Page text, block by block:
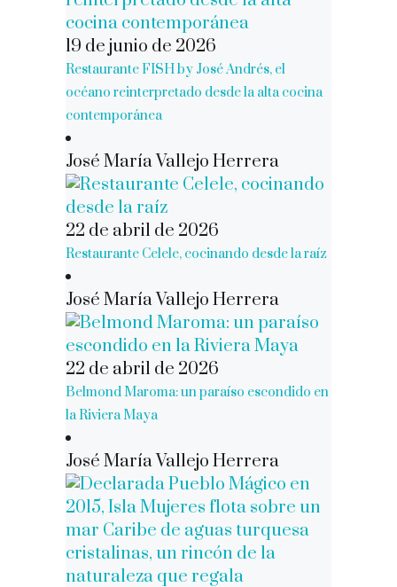
19 de junio de 2026
Restaurante FISH by José Andrés, el
océano reinterpretado desde la alta cocina
contemporánea
José María Vallejo Herrera
22 de abril de 2026
Restaurante Celele, cocinando desde la raíz
José María Vallejo Herrera
22 de abril de 2026
Belmond Maroma: un paraíso escondido en
la Riviera Maya
José María Vallejo Herrera